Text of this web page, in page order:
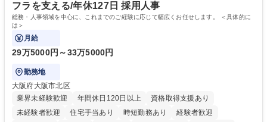
フラを支える/年休127日 採用人事
総務・人事領域を中心に、これまでのご経験に応じて幅広くお任せします。 ＜具体的に
は＞
月給
29万5000円～33万5000円
勤務地
大阪府大阪市北区
業界未経験歓迎
年間休日120日以上
資格取得支援あり
未経験者歓迎
住宅手当あり 時短勤務あり
経験者歓迎